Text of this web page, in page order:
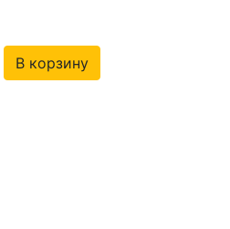
В корзину